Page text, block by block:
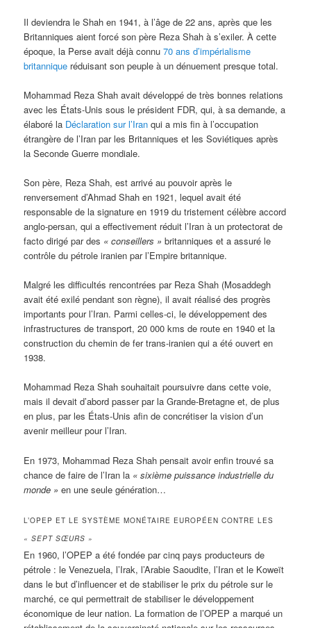
Il deviendra le Shah en 1941, à l’âge de 22 ans, après que les
Britanniques aient forcé son père Reza Shah à s’exiler. À cette
époque, la Perse avait déjà connu70 ans d’impérialisme
britannique réduisant son peuple à un dénuement presque total.
Mohammad Reza Shah avait développé de très bonnes relations
avec les États-Unis sous le président FDR, qui, à sa demande, a
élaboré la Déclaration sur l’Iran qui a mis fin à l’occupation
étrangère de l’Iran par les Britanniques et les Soviétiques après
la Seconde Guerre mondiale.
Son père, Reza Shah, est arrivé au pouvoir après le
renversement d’Ahmad Shah en 1921, lequel avait été
responsable de la signature en 1919 du tristement célèbre accord
anglo-persan, qui a effectivement réduit l’Iran à un protectorat de
facto dirigé par des « conseillers » britanniques et a assuré le
contrôle du pétrole iranien par l’Empire britannique.
Malgré les difficultés rencontrées par Reza Shah (Mosaddegh
avait été exilé pendant son règne), il avait réalisé des progrès
importants pour l’Iran. Parmi celles-ci, le développement des
infrastructures de transport, 20 000 kms de route en 1940 et la
construction du chemin de fer trans-iranien qui a été ouvert en
1938.
Mohammad Reza Shah souhaitait poursuivre dans cette voie,
mais il devait d’abord passer par la Grande-Bretagne et, de plus
en plus, par les États-Unis afin de concrétiser la vision d’un
avenir meilleur pour l’Iran.
En 1973, Mohammad Reza Shah pensait avoir enfin trouvé sa
chance de faire de l’Iran la « sixième puissance industrielle du
monde » en une seule génération…
L’OPEP ET LE SYSTÈME MONÉTAIRE EUROPÉEN CONTRE LES
« SEPT SŒURS »
En 1960, l’OPEP a été fondée par cinq pays producteurs de
pétrole : le Venezuela, l’Irak, l’Arabie Saoudite, l’Iran et le Koweït
dans le but d’influencer et de stabiliser le prix du pétrole sur le
marché, ce qui permettrait de stabiliser le développement
économique de leur nation. La formation de l’OPEP a marqué un